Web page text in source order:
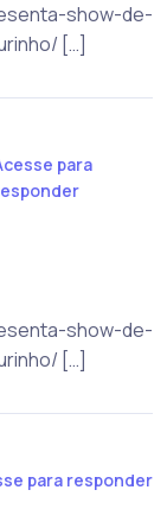
show-de-
[…]
para
show-de-
[…]
para responder